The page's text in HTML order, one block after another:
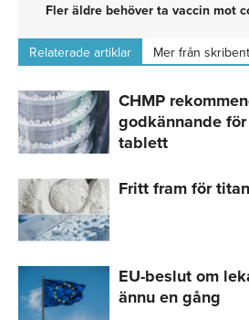
Fler äldre behöver ta vaccin mot
Relaterade artiklar Mer från
CHMP
godkännande
tablett
Fritt fram för
EU-beslut om
ännu en gång